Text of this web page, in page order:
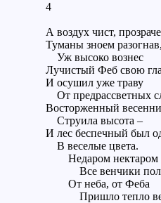
4
А воздух чист,
Туманы зноем
Уж высоко вознес
Лучистый Феб свою
И осушил уже траву
От предрассветных
Восторженный
Струила высота –
И лес беспечный был
В веселые цвета.
Недаром нектаром
Все венчики
От неба, от Феба
Пришло тепло